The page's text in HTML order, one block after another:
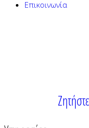
Επικοινωνία